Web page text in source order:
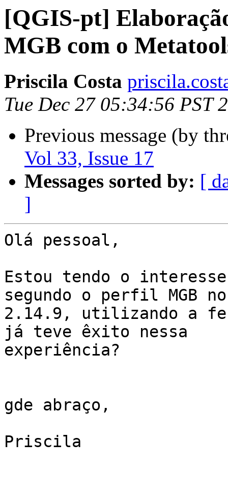
[QGIS-pt]
MGB com o
Priscila Costa
Tue Dec 27 05:34:56 PST
Previous message (by
Vol 33, Issue 17
Messages sorted by: [
]
Olá pessoal,
Estou tendo o interesse
segundo o perfil MGB no
2.14.9, utilizando a
já teve êxito nessa
experiência?
gde abraço,
Priscila